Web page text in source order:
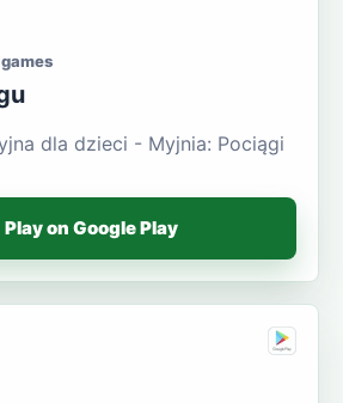
dla dzieci - Myjnia: Pociągi
Play on Google Play